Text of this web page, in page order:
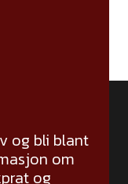
og bli blant
om
og